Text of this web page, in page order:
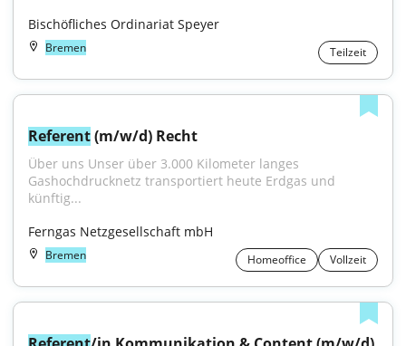
Bischöfliches Ordinariat Speyer
Bremen Teilzeit
Referent (m/w/d) Recht
Über uns Unser über 3.000 Kilometer langes
Gashochdrucknetz transportiert heute Erdgas und
künftig...
Ferngas Netzgesellschaft mbH
Bremen Homeoffice Vollzeit